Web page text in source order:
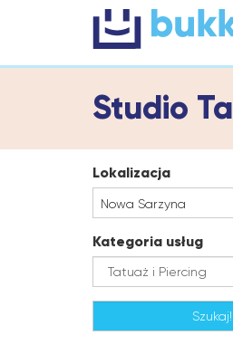
Studio
Lokalizacja
Nowa Sarzyna
Kategoria usług